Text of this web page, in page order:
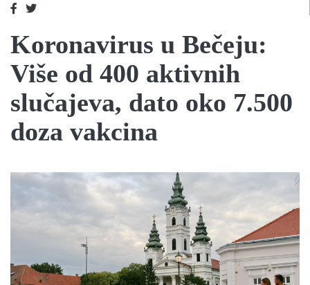
Koronavirus u Bečeju:
Više od 400 aktivnih
slučajeva, dato oko 7.500
doza vakcina